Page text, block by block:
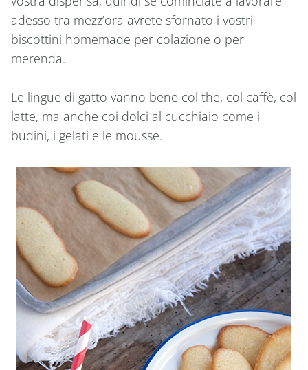
adesso tra mezz’ora avrete sfornato i vostri
biscottini homemade per colazione o per
merenda.
Le lingue di gatto vanno bene col the, col caffè, col
latte, ma anche coi dolci al cucchiaio come i
budini, i gelati e le mousse.